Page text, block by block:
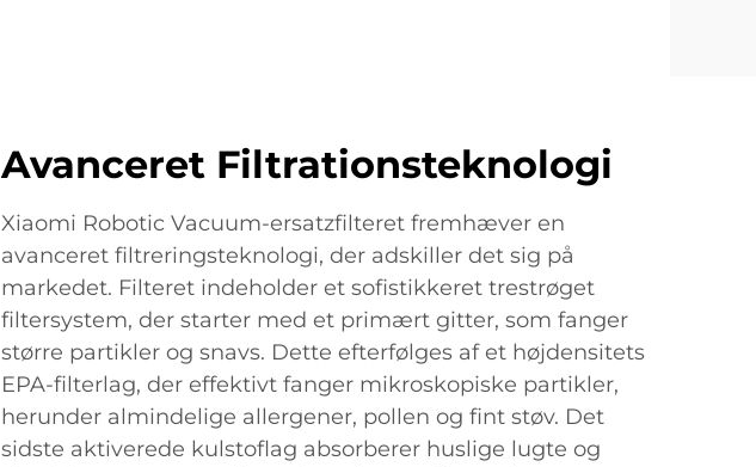
Avanceret Filtrationsteknologi
Xiaomi Robotic Vacuum-ersatzfilteret fremhæver en
avanceret filtreringsteknologi, der adskiller det sig på
markedet. Filteret indeholder et sofistikkeret trestrøget
filtersystem, der starter med et primært gitter, som fanger
større partikler og snavs. Dette efterfølges af et højdensitets
EPA-filterlag, der effektivt fanger mikroskopiske partikler,
herunder almindelige allergener, pollen og fint støv. Det
sidste aktiverede kulstoflag absorberer huslige lugte og